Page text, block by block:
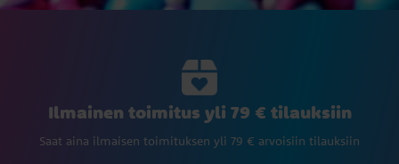
Ilmainen toimitus yli 79 € tilauksiin
Saat aina ilmaisen toimituksen yli 79 € arvoisiin tilauksiin